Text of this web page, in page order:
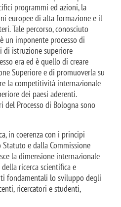
programmi ed azioni, la
europee di alta formazione e il
Tale percorso, conosciuto
un imponente processo di
di istruzione superiore
era ed è quello di creare
Superiore e di promuoverla su
la competitività internazionale
dei paesi aderenti.
Processo di Bologna sono
in coerenza con i principi
e dalla Commissione
la dimensione internazionale
ricerca scientifica e
fondamentali lo sviluppo degli
ricercatori e studenti,